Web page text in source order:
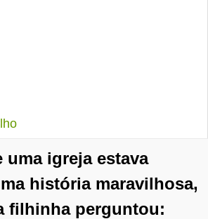
uma igreja estava
história maravilhosa,
filhinha perguntou: